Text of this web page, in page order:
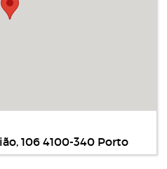
106 4100-340 Porto